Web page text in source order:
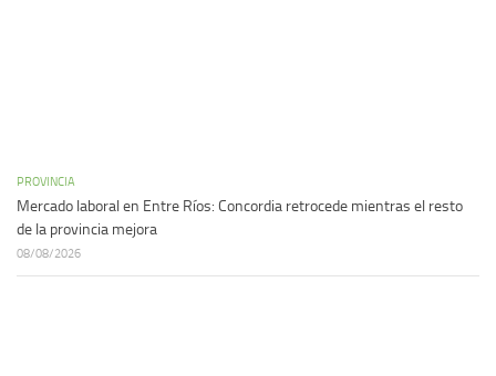
PROVINCIA
Mercado laboral en Entre Ríos: Concordia retrocede mientras el resto
de la provincia mejora
08/08/2026